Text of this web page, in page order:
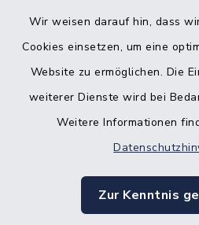
Wir weisen darauf hin, dass
Cookies einsetzen, um eine
Website zu ermöglichen. Die
weiterer Dienste wird bei
Weitere Informationen
Zur Kenntnis